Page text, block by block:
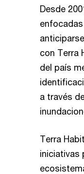
Desde
con Terra
del país
a través
Terra
iniciativas